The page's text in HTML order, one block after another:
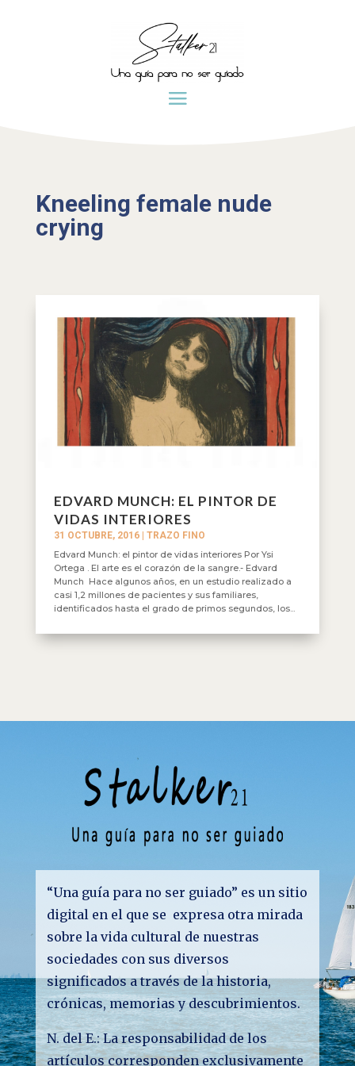
Kneeling female nude
crying
EDVARD MUNCH: EL PINTOR DE
VIDAS INTERIORES
31 OCTUBRE, 2016| TRAZO FINO
Edvard Munch: el pintor de vidas interiores Por Ysi
Ortega . El arte es el corazón de la sangre.- Edvard
Munch Hace algunos años, en un estudio realizado a
casi 1,2 millones de pacientes y sus familiares,
identificados hasta el grado de primos segundos, los...
“Una guía para no ser guiado” es un sitio
digital en el que se expresa otra mirada
sobre la vida cultural de nuestras
sociedades con sus diversos
significados a través de la historia,
crónicas, memorias y descubrimientos.
N. del E.: La responsabilidad de los
artículos corresponden exclusivamente